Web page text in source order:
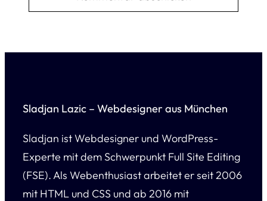
Sladjan Lazic – Webdesigner aus München
Sladjan ist Webdesigner und WordPress-
Experte mit dem Schwerpunkt Full Site Editing
(FSE). Als Webenthusiast arbeitet er seit 2006
mit HTML und CSS und ab 2016 mit